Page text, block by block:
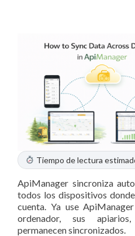
Tiempo de lectura
ApiManager sincroniza
todos los dispositivos
cuenta. Ya use
ordenador, sus
permanecen sincronizados.